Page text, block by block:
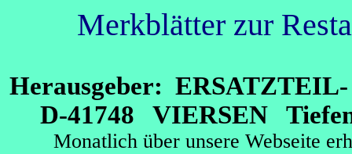
Merkblätter zur
Herausgeber:
D-41748 VIERSEN
Monatlich über unsere